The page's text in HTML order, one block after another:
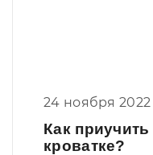
24 ноября 2022
Как
кроватке?